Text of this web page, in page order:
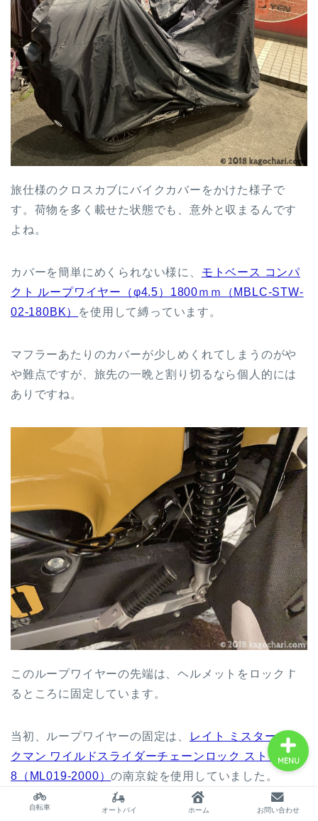
旅仕様のクロスカブにバイクカバーをかけた様子で
す。荷物を多く載せた状態でも、意外と収まるんです
よね。
カバーを簡単にめくられない様に、 モトベース コンパ
クト ループワイヤー（φ4.5）1800ｍｍ（MBLC-STW-
02-180BK）
を使用して縛っています。
マフラーあたりのカバーが少しめくれてしまうのがや
や難点ですが、旅先の一晩と割り切るなら個人的には
ありですね。
このループワイヤーの先端は、ヘルメットをロックす
るところに固定しています。
当初、ループワイヤーの固定は、
レイト ミスターロッ
クマン ワイルドスライダーチェーンロック ストロング
8（ML019-2000）の南京錠を使用していました。
自転車 オートバイ ホーム お問い合わせ
MENU
サイトマップ
プロフィール
twitter
北海道自転車の旅～海岸
線一周3000km物語～